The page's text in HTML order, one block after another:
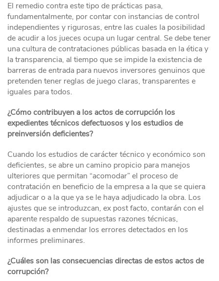
El remedio contra este tipo de prácticas pasa,
fundamentalmente, por contar con instancias de control
independientes y rigurosas, entre las cuales la posibilidad
de acudir a los jueces ocupa un lugar central. Se debe tener
una cultura de contrataciones públicas basada en la ética y
la transparencia, al tiempo que se impide la existencia de
barreras de entrada para nuevos inversores genuinos que
pretenden tener reglas de juego claras, transparentes e
iguales para todos.
¿Cómo contribuyen a los actos de corrupción los
expedientes técnicos defectuosos y los estudios de
preinversión deficientes?
Cuando los estudios de carácter técnico y económico son
deficientes, se abre un camino propicio para manejos
ulteriores que permitan “acomodar” el proceso de
contratación en beneficio de la empresa a la que se quiera
adjudicar o a la que ya se le haya adjudicado la obra. Los
ajustes que se introduzcan, ex post facto, contarán con el
aparente respaldo de supuestas razones técnicas,
destinadas a enmendar los errores detectados en los
informes preliminares.
¿Cuáles son las consecuencias directas de estos actos de
corrupción?